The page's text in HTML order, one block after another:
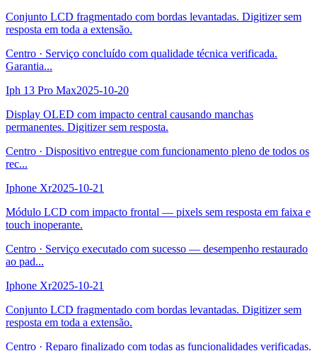
Conjunto LCD fragmentado com bordas levantadas. Digitizer sem
resposta em toda a extensão.
Centro · Serviço concluído com qualidade técnica verificada.
Garantia...
Iph 13 Pro Max2025-10-20
Display OLED com impacto central causando manchas
permanentes. Digitizer sem resposta.
Centro · Dispositivo entregue com funcionamento pleno de todos os
rec...
Iphone Xr2025-10-21
Módulo LCD com impacto frontal — pixels sem resposta em faixa e
touch inoperante.
Centro · Serviço executado com sucesso — desempenho restaurado
ao pad...
Iphone Xr2025-10-21
Conjunto LCD fragmentado com bordas levantadas. Digitizer sem
resposta em toda a extensão.
Centro · Reparo finalizado com todas as funcionalidades verificadas.